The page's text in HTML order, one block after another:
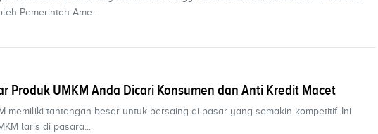
Pemerintah Ame...
Produk UMKM Anda Dicari Konsumen dan Anti Kredit Macet
memiliki tantangan besar untuk bersaing di pasar yang semakin kompetitif. Ini
laris di pasara...